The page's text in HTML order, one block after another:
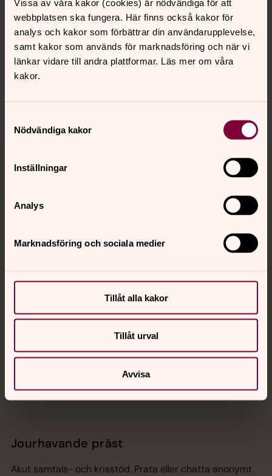
Vissa av våra kakor (cookies) är nödvändiga för att
webbplatsen ska fungera. Här finns också kakor för
analys och kakor som förbättrar din användarupplevelse,
samt kakor som används för marknadsföring och när vi
länkar vidare till andra plattformar. Läs mer om våra
kakor.
Nödvändiga kakor
Inställningar
Analys
Marknadsföring och sociala medier
Tillåt alla kakor
Tillåt urval
Avvisa
Senast ändrad 2 april 2022
Synpunkter eller frågor på sidans
innehåll?
Kontakt
Sociala kanaler
Jourhavande präst
Akut samtals- och krisstöd. Prata eller chatta anonymt